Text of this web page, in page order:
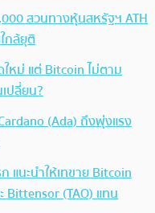
สวนทางหุ้นสหรัฐฯ ATH
กล้ยุติ
หม่ แต่ Bitcoin ไม่ตาม
ปลี่ยน?
(Ada) ถึงพุ่งแรง
แนะนำให้เทขาย Bitcoin
Bittensor (TAO) แทน